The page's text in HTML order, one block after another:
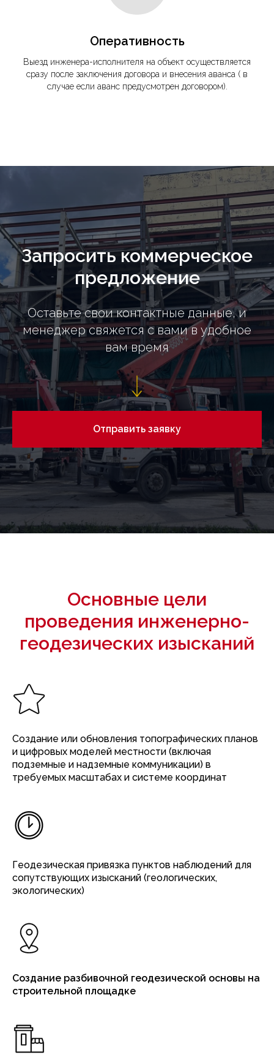
Оперативность
Выезд инженера-исполнителя на объект осуществляется
сразу после заключения договора и внесения аванса ( в
случае если аванс предусмотрен договором).
Запросить коммерческое
предложение
Оставьте свои контактные данные, и
менеджер свяжется с вами в удобное
вам время
Отправить заявку
Основные цели
проведения инженерно-
геодезических изысканий
Создание или обновления топографических планов
и цифровых моделей местности (включая
подземные и надземные коммуникации) в
требуемых масштабах и системе координат
Геодезическая привязка пунктов наблюдений для
сопутствующих изысканий (геологических,
экологических)
Создание разбивочной геодезической основы на
строительной площадке